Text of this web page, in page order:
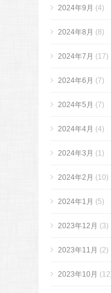
2024年9月 (4)
2024年8月 (8)
2024年7月 (17)
2024年6月 (7)
2024年5月 (7)
2024年4月 (4)
2024年3月 (1)
2024年2月 (10)
2024年1月 (5)
2023年12月 (3)
2023年11月 (2)
2023年10月